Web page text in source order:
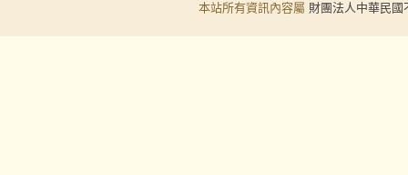
本站所有資訊內容屬 財團法人中華民國